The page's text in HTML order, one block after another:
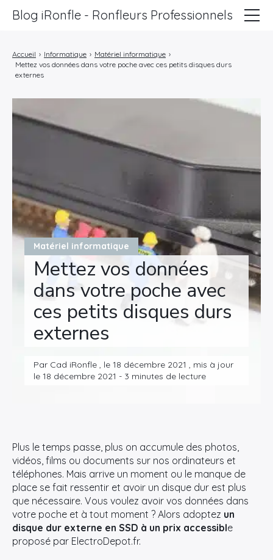
Matériel informatique
Mettez vos données
dans votre poche avec
ces petits disques durs
externes
Par Cad iRonfle , le 18 décembre 2021 , mis à jour
le 18 décembre 2021 - 3 minutes de lecture
Accueil › Informatique › Matériel informatique ›
Mettez vos données dans votre poche avec ces petits disques durs
externes
Plus le temps passe, plus on accumule des photos,
vidéos, films ou documents sur nos ordinateurs et
téléphones. Mais arrive un moment ou le manque de
place se fait ressentir et avoir un disque dur est plus
que nécessaire. Vous voulez avoir vos données dans
votre poche et à tout moment ? Alors adoptez un
disque dur externe en SSD à un prix accessible
proposé par ElectroDepot.fr.
Blog iRonfle - Ronfleurs Professionnels
Revue Web
Informatique
Marketing